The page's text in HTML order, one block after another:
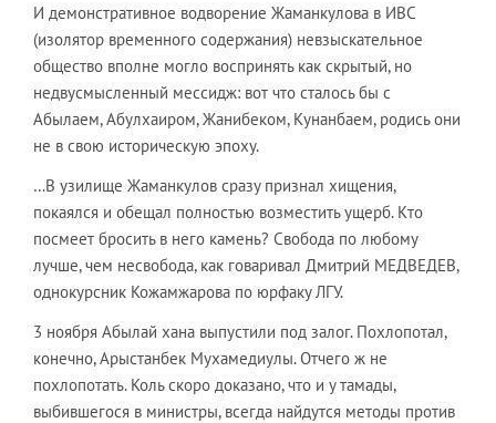
И демонстративное водворение Жаманкулова в ИВС
(изолятор временного содержания) невзыскательное
общество вполне могло воспринять как скрытый, но
недвусмысленный мессидж: вот что сталось бы с
Абылаем, Абулхаиром, Жанибеком, Кунанбаем, родись они
не в свою историческую эпоху.
…В узилище Жаманкулов сразу признал хищения,
покаялся и обещал полностью возместить ущерб. Кто
посмеет бросить в него камень? Свобода по любому
лучше, чем несвобода, как говаривал Дмитрий МЕДВЕДЕВ,
однокурсник Кожамжарова по юрфаку ЛГУ.
3 ноября Абылай хана выпустили под залог. Похлопотал,
конечно, Арыстанбек Мухамедиулы. Отчего ж не
похлопотать. Коль скоро доказано, что и у тамады,
выбившегося в министры, всегда найдутся методы против